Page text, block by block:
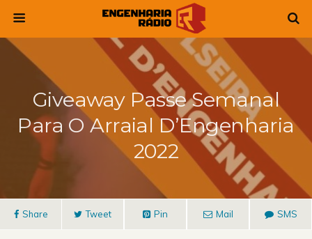
Giveaway Passe Semanal
Para O Arraial D’Engenharia
2022
Share Tweet Pin Mail SMS